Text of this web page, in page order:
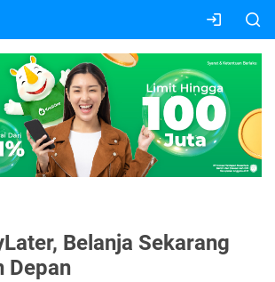
Belanja Sekarang
Depan